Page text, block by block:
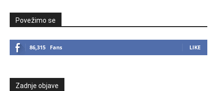
Povežimo se
86,315 Fans LIKE
Zadnje objave